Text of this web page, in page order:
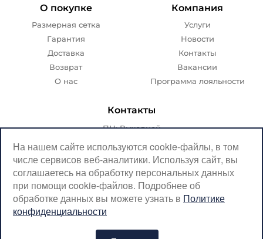
О покупке
Размерная сетка
Гарантия
Доставка
Возврат
О нас
Компания
Услуги
Новости
Контакты
Вакансии
Программа лояльности
Контакты
ПН: Выходной
ВТ-ПТ: с 07:00 до 20:00
СБ-ВС: с 08:00 до 18:00
Москва, Крылатская, 10
SerpantinCyclingShop@gmail.com
+7 (926) 899-38-31
На нашем сайте используются cookie-файлы, в том
числе сервисов веб-аналитики. Используя сайт, вы
соглашаетесь на обработку персональных данных
при помощи cookie-файлов. Подробнее об
обработке данных вы можете узнать в Политике
конфиденциальности